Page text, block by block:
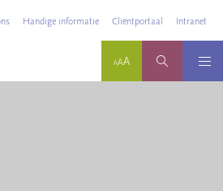
Handige informatie Cliëntportaal Intranet